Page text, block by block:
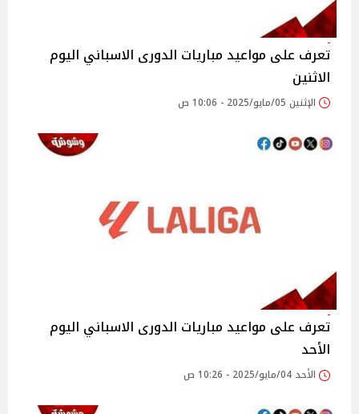
تعرف على مواعيد مباريات الدورى الاسباني اليوم
الاثنين
الإثنين 05/مايو/2025 - 10:06 ص
تعرف على مواعيد مباريات الدورى الاسباني اليوم
الأحد
الأحد 04/مايو/2025 - 10:26 ص